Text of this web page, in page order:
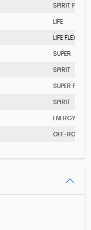
SPIRIT
LIFE
LIFE
SUPER
SPIRIT
SUPER
SPIRIT
ENERGY
OFF-ROAD